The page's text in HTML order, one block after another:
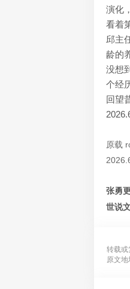
演化
看着
邱主
龄的
没想
个经
回望
原载
张勇
世说
转载或
原文地